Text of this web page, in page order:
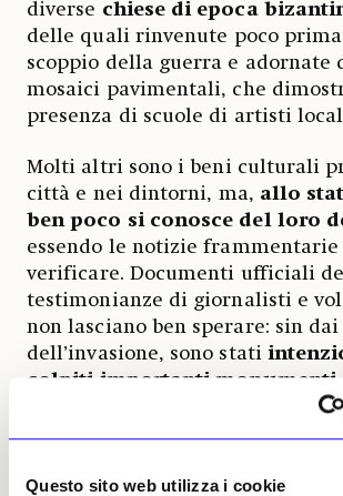
Questo sito web utilizza i cookie
diverse chiese di epoca
delle quali rinvenute poco
scoppio della guerra e adornate
mosaici pavimentali, che
presenza di scuole di artisti
Molti altri sono i beni culturali
città e nei dintorni, ma, allo
ben poco si conosce del loro
essendo le notizie
verificare. Documenti ufficiali
testimonianze di giornalisti e
non lasciano ben sperare: sin
dell’invasione, sono stati
colpiti importanti monumenti,
Chiesa ortodossa di San
considerata la terza più antica
ventina di persone che qui si